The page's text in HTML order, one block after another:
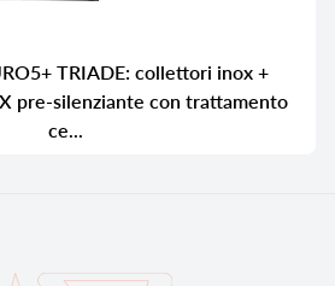
TRIADE: collettori inox +
pre-silenziante con trattamento
ce...